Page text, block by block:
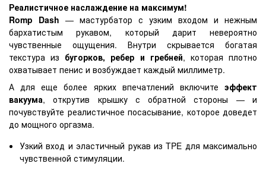
Реалистичное наслаждение на максимум!
Romp Dash — мастурбатор с узким входом и нежным
бархатистым рукавом, который дарит невероятно
чувственные ощущения. Внутри скрывается богатая
текстура из бугорков, ребер и гребней, которая плотно
охватывает пенис и возбуждает каждый миллиметр.
А для еще более ярких впечатлений включите эффект
вакуума, открутив крышку с обратной стороны — и
почувствуйте реалистичное посасывание, которое доведет
до мощного оргазма.
Узкий вход и эластичный рукав из TPE для максимально
чувственной стимуляции.